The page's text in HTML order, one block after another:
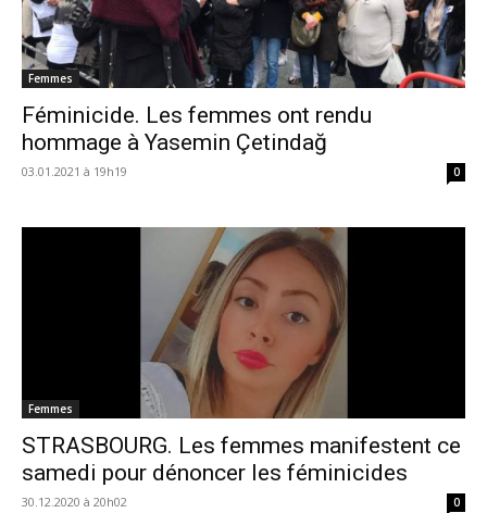
Femmes
Féminicide. Les femmes ont rendu
hommage à Yasemin Çetindağ
03.01.2021 à 19h19 0
Femmes
STRASBOURG. Les femmes manifestent ce
samedi pour dénoncer les féminicides
30.12.2020 à 20h02 0